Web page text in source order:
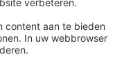
leer je
plan